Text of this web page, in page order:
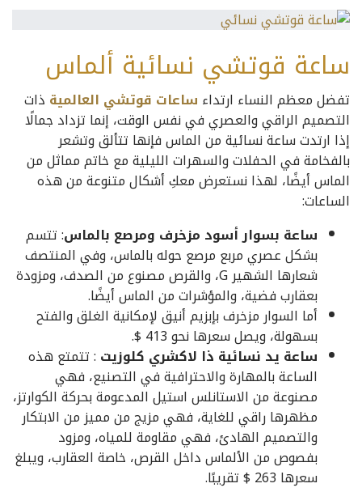
ساعة قوتشي نسائية ألماس
تفضل معظم النساء ارتداء ساعات قوتشي العالمية ذات
التصميم الراقي والعصري في نفس الوقت، إنما تزداد جمالًا
إذا ارتدت ساعة نسائية من الماس فإنها تتألق وتشعر
بالفخامة في الحفلات والسهرات الليلية مع خاتم مماثل من
الماس أيضًا، لهذا نستعرض معكِ أشكال متنوعة من هذه
الساعات:
ساعة بسوار أسود مزخرف ومرصع بالماس: تتسم
بشكل عصري مربع مرصع حوله بالماس، وفي المنتصف
شعارها الشهير G، والقرص مصنوع من الصدف، ومزودة
بعقارب فضية، والمؤشرات من الماس أيضًا.
أما السوار مزخرف بإبزيم أنيق لإمكانية الغلق والفتح
بسهولة، ويصل سعرها نحو 413 $.
ساعة يد نسائية ذا لاكشري كلوزيت : تتمتع هذه
الساعة بالمهارة والاحترافية في التصنيع، فهي
مصنوعة من الاستانلس استيل المدعومة بحركة الكوارتز،
مظهرها راقي للغاية، فهي مزيج من مميز من الابتكار
والتصميم الهادئ، فهي مقاومة للمياه، ومزود
بفصوص من الألماس داخل القرص، خاصة العقارب، ويبلغ
سعرها 263 $ تقريبًا.